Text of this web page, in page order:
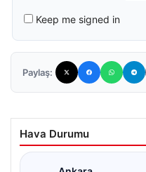
Keep me signed in
Paylaş:
Hava Durumu